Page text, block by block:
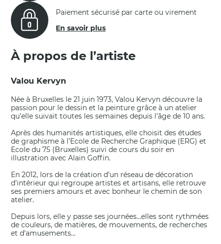
Paiement sécurisé par carte ou virement
En savoir plus
À propos de l’artiste
Valou Kervyn
Née à Bruxelles le 21 juin 1973, Valou Kervyn découvre la
passion pour le dessin et la peinture grâce à un atelier
qu’elle suivait toutes les semaines depuis l’âge de 10 ans.
Après des humanités artistiques, elle choisit des études
de graphisme à l’Ecole de Recherche Graphique (ERG) et
Ecole du 75 (Bruxelles) suivi de cours du soir en
illustration avec Alain Goffin.
En 2012, lors de la création d’un réseau de décoration
d’intérieur qui regroupe artistes et artisans, elle retrouve
ses premiers amours et avec bonheur le chemin de son
atelier.
Depuis lors, elle y passe ses journées...elles sont rythmées
de couleurs, de matières, de mouvements, de recherches
et d’amusements...